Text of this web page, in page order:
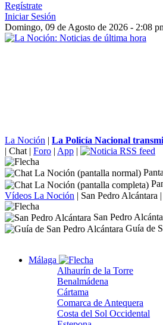
Regístrate
Iniciar Sesión
Domingo, 09 de Agosto de 2026 - 2:08
La Noción | La Policía Nacional
| Chat | Foro | App |
Vídeos La Noción | San Pedro Alcántara |
San Pedro
Guía de
Málaga
Alhaurín de la Torre
Benalmádena
Cártama
Comarca de Antequera
Costa del Sol Occidental